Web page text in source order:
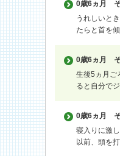
0歳6ヵ月
うれしいと
たらと首を傾
0歳6ヵ月
生後5ヵ月ご
ると自分でジ
0歳6ヵ月
寝入りに激
以前、頭を打